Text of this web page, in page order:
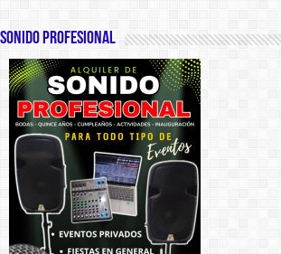
SONIDO PROFESIONAL